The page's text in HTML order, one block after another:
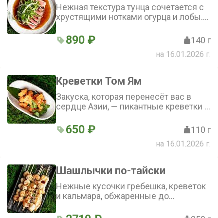
Нежная текстура тунца сочетается с
хрустящими нотками огурца и лобы.
блюду лёгкую пикантность, а свежая
кинза добавляет аромат. Татаки из
тунца - идеальный выбор для закуски
890 ₽ 140 г
на 16.01.2026 г.
Креветки Том Ям
Закуска, которая перенесёт вас в
сердце Азии, — пикантные креветки в
кунжутом
650 ₽ 110 г
на 16.01.2026 г.
Шашлычки по-тайски
Нежные кусочки гребешка, креветок
и кальмара, обжаренные до
соусом унаги. Сверху блюдо